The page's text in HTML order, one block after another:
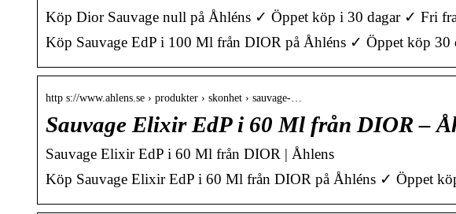
Köp Dior Sauvage null på Åhléns ✓ Öppet köp i 30 dagar ✓ Fri
Köp Sauvage EdP i 100 Ml från DIOR på Åhléns ✓ Öppet köp
http s://www.ahlens.se › produkter › skonhet › sauvage-…
Sauvage Elixir EdP i 60 Ml från DIOR –
Sauvage Elixir EdP i 60 Ml från DIOR | Åhlens
Köp Sauvage Elixir EdP i 60 Ml från DIOR på Åhléns ✓ Öppet